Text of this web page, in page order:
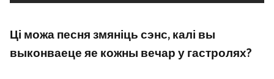
Ці можа песня змяніць сэнс, калі вы
выконваеце яе кожны вечар у гастролях?